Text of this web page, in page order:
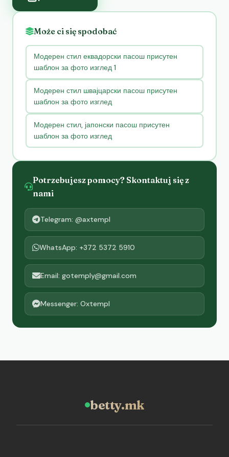
Może ci się spodobać
Модерен стил еквадорски пасош присутен
шаблон за фото изглед 1
Модерен стил швајцарски пасош присутен
шаблон за фото изглед
Модерен стил, јапонски пасош присутен
шаблон за фото изглед
Potrzebujesz pomocy? Skontaktuj się z
nami
Telegram: @axtempl
WhatsApp: +372 5372 5910
Email: gotemply@gmail.com
Messenger: Oxtempl
betty.mk